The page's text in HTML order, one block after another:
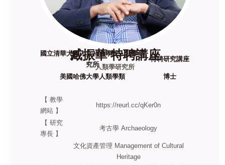
臧振華 特聘講座
人類學研究所
國立清華大學人文社會學院人類學研
究所
特聘研究講座
美國哈佛大學人類學類 博士
【 教學
網站 】
https://reurl.cc/qKer0n
【 研究
專長 】
考古學 Archaeology
文化資產管理 Management of Cultural
Heritage